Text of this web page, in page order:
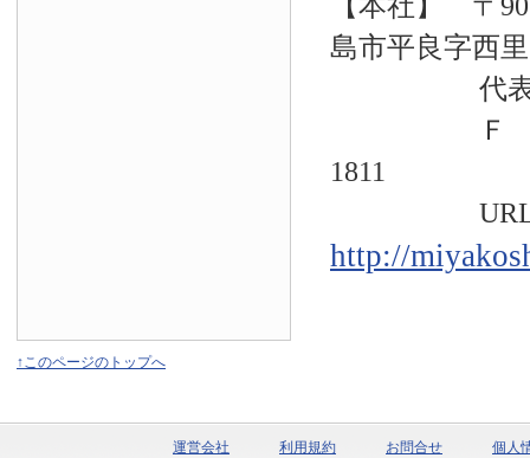
島市平良字西
代表電話
Ｆ Ａ
1811
URL
http://
↑このページのトップへ
運営会社 利用規約 お問合せ 個人